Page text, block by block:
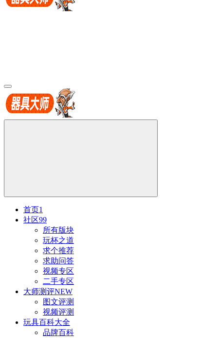
首页1
社区99
所有版块
玩杯之道
求个推荐
求助问答
视频专区
二手专区
大师测评NEW
图文评测
视频评测
玩具百科大全
品牌百科